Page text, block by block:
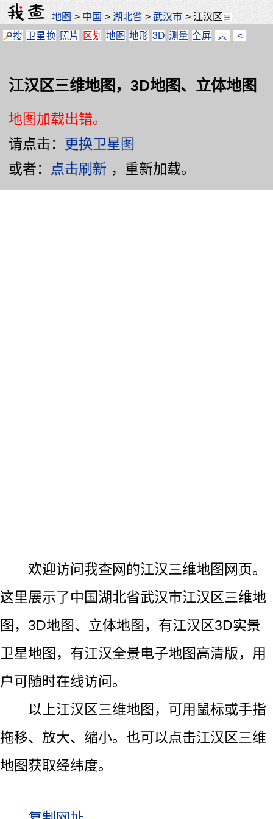
地图 > 中国 >湖北省 >武汉市 > 江汉区
搜 卫星换 照片 区划 地图 地形 3D 测量 全屏 ︽ <
江汉区三维地图，3D地图、立体地图
地图加载出错。
请点击： 更换卫星图
或者： 点击刷新 ，重新加载。
欢迎访问我查网的江汉三维地图网页。
这里展示了中国湖北省武汉市江汉区三维地
图，3D地图、立体地图，有江汉区3D实景
卫星地图，有江汉全景电子地图高清版，用
户可随时在线访问。
以上江汉区三维地图，可用鼠标或手指
拖移、放大、缩小。也可以点击江汉区三维
地图获取经纬度。